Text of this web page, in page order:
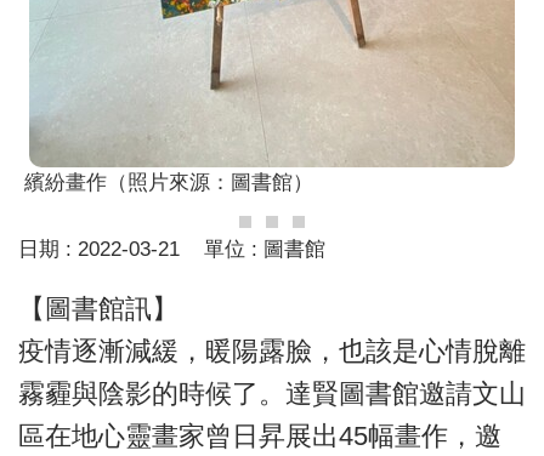
繽紛畫作（照片來源：圖書館）
日期 : 2022-03-21 單位 : 圖書館
【圖書館訊】
疫情逐漸減緩，暖陽露臉，也該是心情脫離
霧霾與陰影的時候了。達賢圖書館邀請文山
區在地心靈畫家曾日昇展出45幅畫作，邀